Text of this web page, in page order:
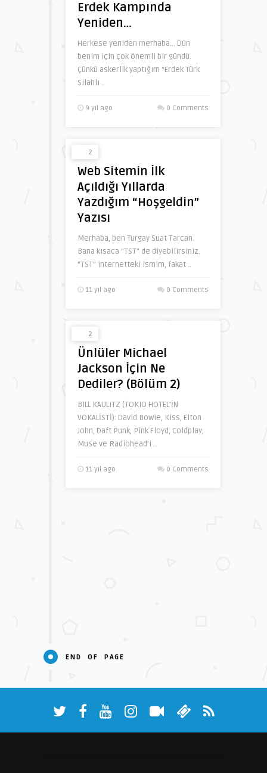
Erdek Kampında
Yeniden…
Herkese yeniden merhaba… Dün
benim için çok önemli bir gündü.
Çünkü askerlik yaptığım “Erdek Türk
Silahlı ..
9 yıl ago 0 Comments
2
Web Sitemin İlk
Açıldığı Yıllarda
Yazdığım “Hoşgeldin”
Yazısı
Merhaba, ben Turgay Suat Tarcan.
Bana kısaca “TST” de diyebilirsiniz.
“TST” internetteki ismim, fakat ..
11 yıl ago 0 Comments
2
Ünlüler Michael
Jackson İçin Ne
Dediler? (Bölüm 2)
BILL KAULITZ (TOKIO HOTEL’İN
VOKALİSTİ): David Bowie, Kiss, Elton
John, Daft Punk, Pink Floyd, Coldplay,
Muse ve Radiohead’i ..
11 yıl ago 0 Comments
END OF PAGE